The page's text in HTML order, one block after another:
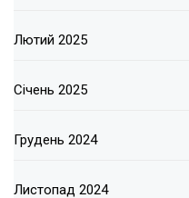
Лютий 2025
Січень 2025
Грудень 2024
Листопад 2024